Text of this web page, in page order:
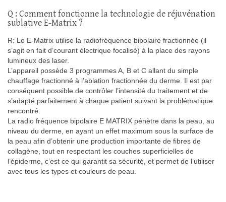
Q : Comment fonctionne la technologie de réjuvénation
sublative E-Matrix ?
R: Le E-Matrix utilise la radiofréquence bipolaire fractionnée (il
s’agit en fait d’courant électrique focalisé) à la place des rayons
lumineux des laser.
L’appareil possède 3 programmes A, B et C allant du simple
chauffage fractionné à l’ablation fractionnée du derme. Il est par
conséquent possible de contrôler l’intensité du traitement et de
s’adapté parfaitement à chaque patient suivant la problématique
rencontré.
La radio fréquence bipolaire E MATRIX pénètre dans la peau, au
niveau du derme, en ayant un effet maximum sous la surface de
la peau afin d’obtenir une production importante de fibres de
collagène, tout en respectant les couches superficielles de
l’épiderme, c’est ce qui garantit sa sécurité, et permet de l’utiliser
avec tous les types et couleurs de peau.